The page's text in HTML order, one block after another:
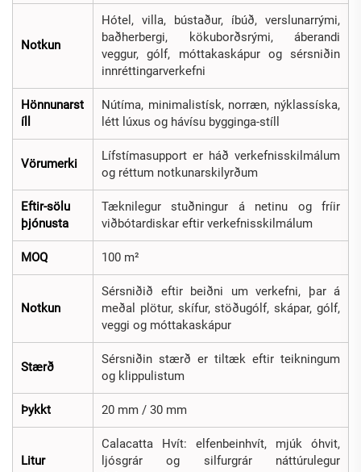
Notkun
Hótel, villa, bústaður, íbúð, verslunarrými,
baðherbergi, kökuborðsrými, áberandi
veggur, gólf, móttakaskápur og sérsniðin
innréttingarverkefni
Hönnunarst
íll
Nútíma, minimalistísk, norræn, nýklassíska,
létt lúxus og hávísu bygginga-stíll
Vörumerki
Lífstímasupport er háð verkefnisskilmálum
og réttum notkunarskilyrðum
Eftir-sölu
þjónusta
Tæknilegur stuðningur á netinu og fríir
viðbótardiskar eftir verkefnisskilmálum
MOQ 100 m²
Notkun
Sérsniðið eftir beiðni um verkefni, þar á
meðal plötur, skífur, stöðugólf, skápar, gólf,
veggi og móttakaskápur
Stærð
Sérsniðin stærð er tiltæk eftir teikningum
og klippulistum
Þykkt 20 mm / 30 mm
Litur
Calacatta Hvít: elfenbeinhvít, mjúk óhvit,
ljósgrár og silfurgrár náttúrulegur